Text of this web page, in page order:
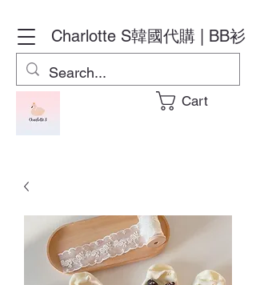
Charlotte S韓國代購 | BB衫
Cart